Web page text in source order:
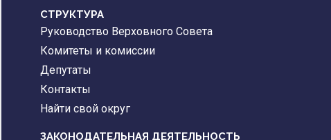
CТРУКТУРА
Руководство Верховного Совета
Комитеты и комиссии
Депутаты
Контакты
Найти свой округ
ЗАКОНОДАТЕЛЬНАЯ ДЕЯТЕЛЬНОСТЬ